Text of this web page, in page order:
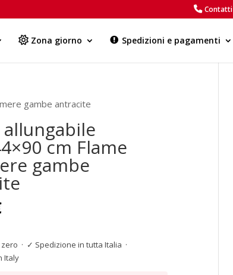
Contatti
Zona giorno Spedizioni e pagamenti
Products
gambe antracite
allungabile
cm Flame
gambe
· ✓ Spedizione in tutta Italia ·
Italy